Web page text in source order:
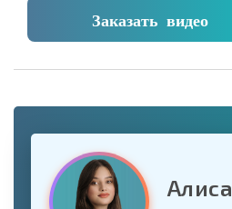
Заказать видео
Алиса